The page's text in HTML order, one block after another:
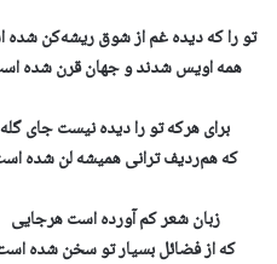
تو را که دیده غم از شوق ریشه‌کن
همه اویس شدند و جهان قرن شده
برای هرکه تو را دیده نیست جای گله
که هم‌ردیف ترانی همیشه لن شده
زبان شعر کم آورده است هرجایی
که از فضائل بسیار تو سخن شده